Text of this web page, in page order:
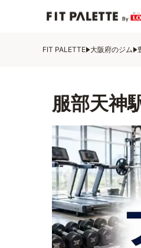
FIT PALETTE 大阪府のジム
服部天神